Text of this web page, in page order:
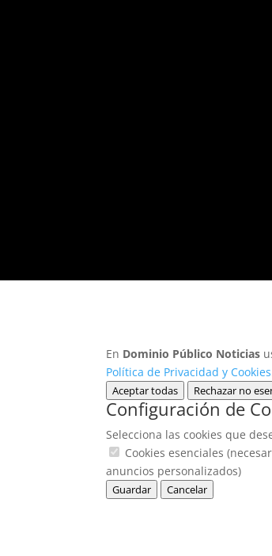
En Dominio Público Noticias
Política de Privacidad y Cookies
Aceptar todas Rechazar no
Configuración de
Selecciona las cookies que
Cookies esenciales
anuncios personalizados)
Guardar Cancelar